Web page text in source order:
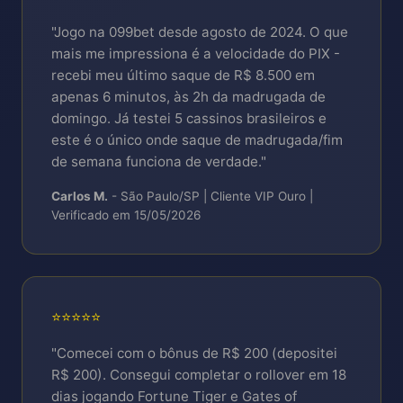
push FCM/APNs.
Incidentes maio/2026: 3 alerts críticos (2
false-positive, 1 real resolved <47min).
Database P95 12ms SELECTs | 34ms
INSERTs.
"Jogo na 099bet desde agosto de 2024. O que
mais me impressiona é a velocidade do PIX -
recebi meu último saque de R$ 8.500 em
apenas 6 minutos, às 2h da madrugada de
domingo. Já testei 5 cassinos brasileiros e
este é o único onde saque de madrugada/fim
de semana funciona de verdade."
Carlos M. - São Paulo/SP | Cliente VIP Ouro |
Verificado em 15/05/2026
⭐⭐⭐⭐⭐
"Comecei com o bônus de R$ 200 (depositei
R$ 200). Consegui completar o rollover em 18
dias jogando Fortune Tiger e Gates of